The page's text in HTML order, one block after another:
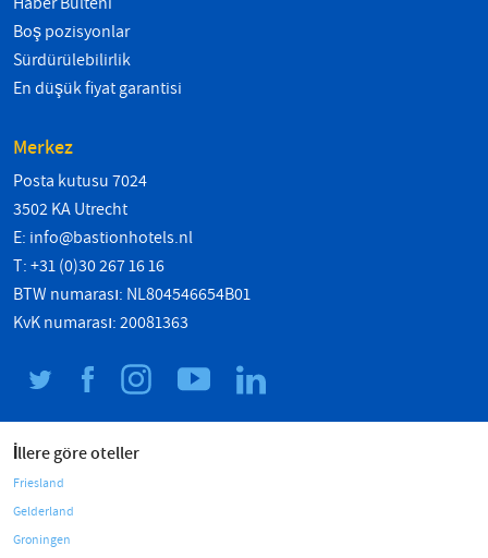
Boş pozisyonlar
Sürdürülebilirlik
En düşük fiyat garantisi
Merkez
Posta kutusu 7024
3502 KA Utrecht
E: info@bastionhotels.nl
T: +31 (0)30 267 16 16
BTW numarası: NL804546654B01
KvK numarası: 20081363
İllere göre oteller
Friesland
Gelderland
Groningen